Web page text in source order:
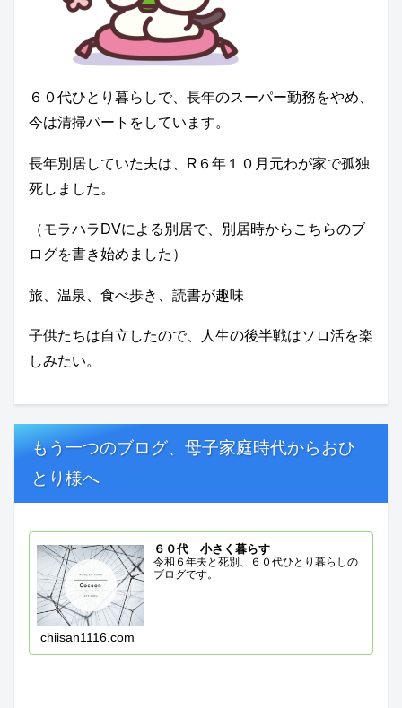
６０代ひとり暮らしで、長年のスーパー勤務をやめ、
今は清掃パートをしています。
長年別居していた夫は、R６年１０月元わが家で孤独
死しました。
（モラハラDVによる別居で、別居時からこちらのブ
ログを書き始めました）
旅、温泉、食べ歩き、読書が趣味
子供たちは自立したので、人生の後半戦はソロ活を楽
しみたい。
もう一つのブログ、母子家庭時代からおひ
とり様へ
６０代 小さく暮らす
令和６年夫と死別、６０代ひとり暮らしの
ブログです。
chiisan1116.com